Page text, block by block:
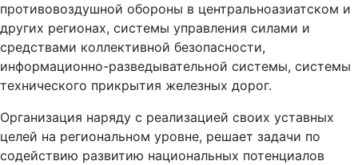
противовоздушной обороны в центральноазиатском и
других регионах, системы управления силами и
средствами коллективной безопасности,
информационно-разведывательной системы, системы
технического прикрытия железных дорог.
Организация наряду с реализацией своих уставных
целей на региональном уровне, решает задачи по
содействию развитию национальных потенциалов